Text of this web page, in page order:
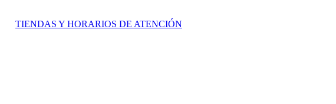
TIENDAS Y HORARIOS DE ATENCIÓN